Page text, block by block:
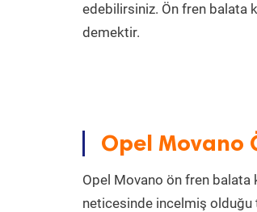
edebilirsiniz. Ön fren balata
demektir.
Opel Movano
Opel Movano ön fren
neticesinde incelmiş olduğu